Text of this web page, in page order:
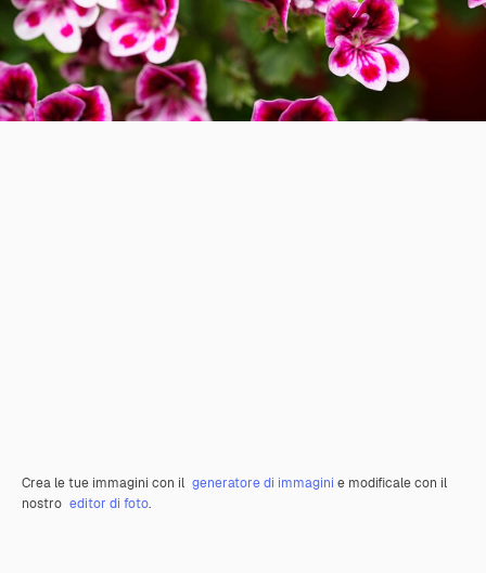
Crea le tue immagini con il generatore di immagini e modificale con il
nostro editor di foto.